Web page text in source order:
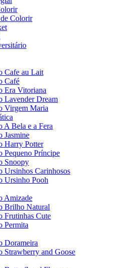
Colorir
Cafe au Lait
Café
Era Vitoriana
Lavender Dream
Virgem Maria
A Bela e a Fera
Jasmine
Harry Potter
Pequeno Príncipe
Snoopy
Ursinhos Carinhosos
Ursinho Pooh
Amizade
Brilho Natural
Frutinhas Cute
Permita
Dorameira
Strawberry and Goose